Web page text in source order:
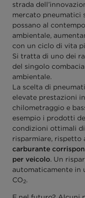
strada
mercato pneumatici
possano al
ambientale,
con un ciclo di vita
Si tratta di uno dei
del singolo
ambientale.
La scelta di
elevate prestazioni
chilometraggio e
esempio i prodotti
condizioni ottimali
risparmiare, rispetto
carburante
per veicolo. Un
automaticamente in
CO2.